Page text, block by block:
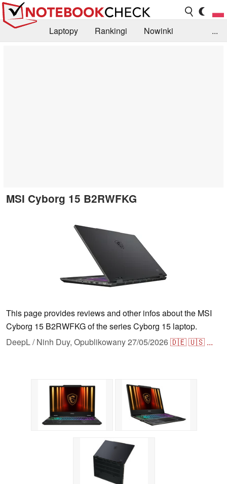
Laptopy Rankingi
Nowinki
...
MSI Cyborg 15 B2RWFKG
This page provides reviews and other infos about the MSI
Cyborg 15 B2RWFKG of the series Cyborg 15 laptop.
DeepL / Ninh Duy, Opublikowany27/05/2026🇩🇪🇺🇸 ...